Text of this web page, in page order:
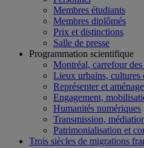
Membres étudiants
Membres diplômés
Prix et distinctions
Salle de presse
Programmation scientifique
Montréal, carrefour
Lieux urbains, cultures
Représenter et
Engagement,
Humanités numériques
Transmission,
Patrimonialisation et
Trois siècles de migrations